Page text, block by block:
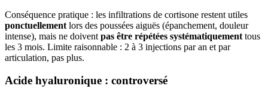
Conséquence pratique : les infiltrations de cortisone restent utiles
ponctuellement lors des poussées aiguës (épanchement, douleur
intense), mais ne doivent pas être répétées systématiquement tous
les 3 mois. Limite raisonnable : 2 à 3 injections par an et par
articulation, pas plus.
Acide hyaluronique : controversé